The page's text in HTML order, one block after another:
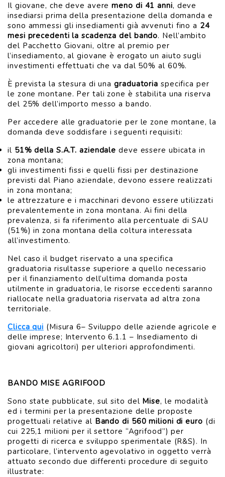
Il giovane, che deve averemeno di 41 anni, deve
insediarsi prima della presentazione della domanda e
sono ammessi gli insediamenti già avvenuti fino a 24
mesi precedenti la scadenza del bando. Nell’ambito
del Pacchetto Giovani, oltre al premio per
l’insediamento, al giovane è erogato un aiuto sugli
investimenti effettuati che va dal 50% al 60%.
È prevista la stesura di unagraduatoria specifica per
le zone montane. Per tali zone è stabilita una riserva
del 25% dell’importo messo a bando.
Per accedere alle graduatorie per le zone montane, la
domanda deve soddisfare i seguenti requisiti:
il 51% della S.A.T. aziendale deve essere ubicata in
zona montana;
gli investimenti fissi e quelli fissi per destinazione
previsti dal Piano aziendale, devono essere realizzati
in zona montana;
le attrezzature e i macchinari devono essere utilizzati
prevalentemente in zona montana. Ai fini della
prevalenza, si fa riferimento alla percentuale di SAU
(51%) in zona montana della coltura interessata
all’investimento.
Nel caso il budget riservato a una specifica
graduatoria risultasse superiore a quello necessario
per il finanziamento dell’ultima domanda posta
utilmente in graduatoria, le risorse eccedenti saranno
riallocate nella graduatoria riservata ad altra zona
territoriale.
Clicca qui (Misura 6– Sviluppo delle aziende agricole e
delle imprese; Intervento 6.1.1 – Insediamento di
giovani agricoltori) per ulteriori approfondimenti.
BANDO MISE AGRIFOOD
Sono state pubblicate, sul sito del Mise, le modalità
ed i termini per la presentazione delle proposte
progettuali relative al Bando di 560 milioni di euro (di
cui 225,1 milioni per il settore “Agrifood”) per
progetti di ricerca e sviluppo sperimentale (R&S). In
particolare, l’intervento agevolativo in oggetto verrà
attuato secondo due differenti procedure di seguito
illustrate: